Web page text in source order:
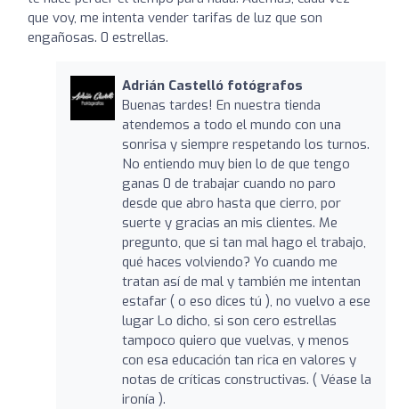
que voy, me intenta vender tarifas de luz que son
engañosas. 0 estrellas.
Adrián Castelló fotógrafos
Buenas tardes! En nuestra tienda
atendemos a todo el mundo con una
sonrisa y siempre respetando los turnos.
No entiendo muy bien lo de que tengo
ganas 0 de trabajar cuando no paro
desde que abro hasta que cierro, por
suerte y gracias an mis clientes. Me
pregunto, que si tan mal hago el trabajo,
qué haces volviendo? Yo cuando me
tratan así de mal y también me intentan
estafar ( o eso dices tú ), no vuelvo a ese
lugar Lo dicho, si son cero estrellas
tampoco quiero que vuelvas, y menos
con esa educación tan rica en valores y
notas de críticas constructivas. ( Véase la
ironía ).